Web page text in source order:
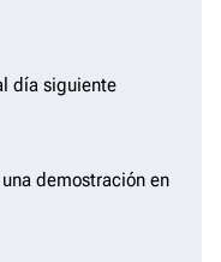
día siguiente
demostración en